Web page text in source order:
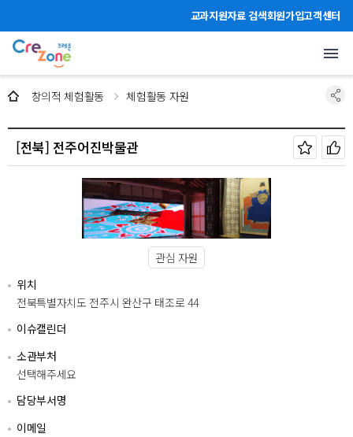
본문 바로가기
주메뉴 바로가기
하단 바로가기교과지원자료 검색회원가입고객센터
체험활동 자원
창의적 체험활동 체험활동 자원
[전북] 전주어진박물관
관심 자원
위치
전북특별자치도 전주시 완산구 태조로 44
이슈캘린더
소관부처
선택해주세요
담당부서명
이메일